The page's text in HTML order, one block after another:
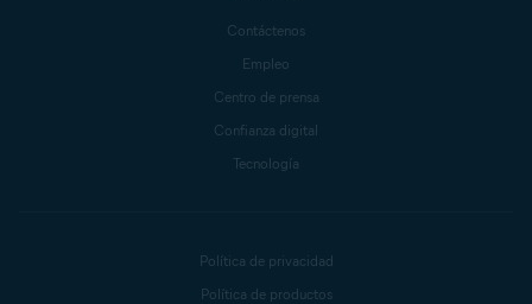
Contáctenos
Empleo
Centro de prensa
Confianza digital
Tecnología
Política de privacidad
Política de productos